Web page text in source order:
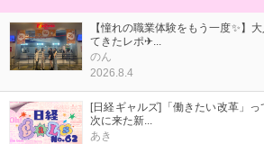
【憧れの職業体験をもう一度✨】
てきたレポ✈...
のん
2026.8.4
[日経ギャルズ]「働きたい改革」
次に来た新...
あき